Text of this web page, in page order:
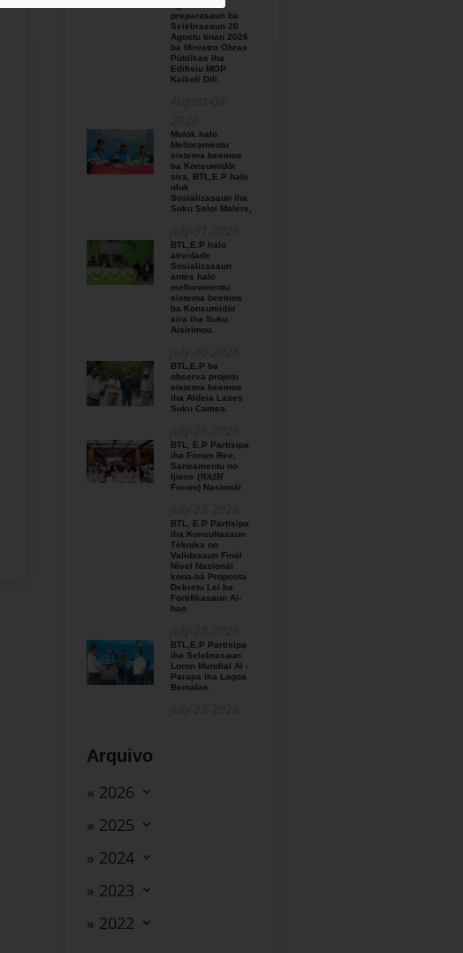
preparasaun ba
Selebrasaun 20
Agostu tinan 2026
ba Ministro Obras
Públikas iha
Edifisiu MOP
Kaikoli Dili.
Molok halo
Melloramentu
sistema beemos
ba Konsumidór
sira, BTL,E.P halo
uluk
Sosializasaun iha
Suku Seloi Malere,
BTL,E.P halo
atividade
Sosializasaun
antes halo
melloramentu
sistema beemos
ba Konsumidór
sira iha Suku
Aisirimou.
BTL,E.P ba
observa projetu
sistema beemos
iha Aldeia Lases
Suku Camea.
BTL, E.P Partisipa
iha Fórum Bee,
Saneamentu no
Ijiene (𝑊𝐴𝑆𝐻
Forum) Nasionál
BTL, E.P Partisipa
iha Konsultasaun
Téknika no
Validasaun Finál
Nível Nasionál
kona-bá Proposta
Dekretu Lei ba
Fortifikasaun Ai-
han
BTL,E.P Partisipa
iha Selebrasaun
Loron Mundial Ai -
Parapa iha Lagoa
Bemalae.
Arquivo
» 2026
» 2025
» 2024
» 2023
» 2022